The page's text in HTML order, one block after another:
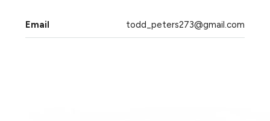
Email todd_peters273@gmail.com